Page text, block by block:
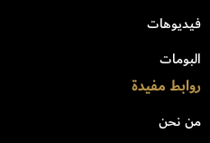
فيديوهات
البومات
روابط مفيدة
من نحن